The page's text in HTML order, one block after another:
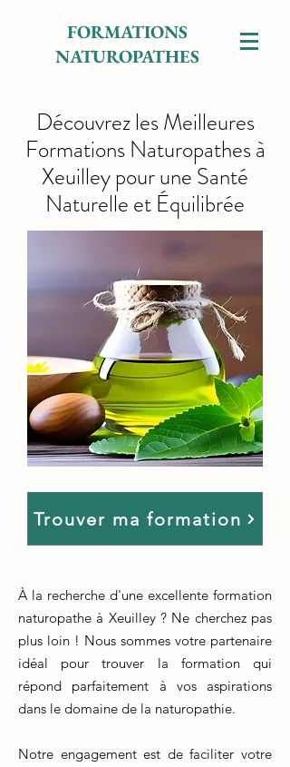
FORMATIONS
NATUROPATHES
Découvrez les Meilleures
Formations Naturopathes à
Xeuilley pour une Santé
Naturelle et Équilibrée
Trouver ma formation
À la recherche d'une excellente formation
naturopathe à Xeuilley ? Ne cherchez pas
plus loin ! Nous sommes votre partenaire
idéal pour trouver la formation qui
répond parfaitement à vos aspirations
dans le domaine de la naturopathie.
Notre engagement est de faciliter votre